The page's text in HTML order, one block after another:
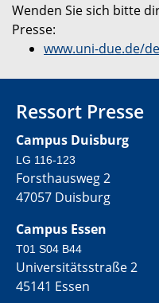
Wenden Sie sich bitte
Presse:
www.uni-due.de/
Ressort Presse
Campus Duisburg
LG 116-123
Forsthausweg 2
47057 Duisburg
Campus Essen
T01 S04 B44
Universitätsstraße 2
45141 Essen